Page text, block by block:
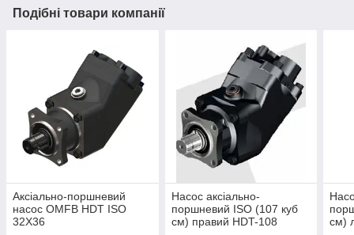
Подібні товари компанії
Аксіально-поршневий
насос OMFB HDT ISO
32X36
Насос аксіально-
поршневий ISO (107 куб
см) правий HDT-108
см)